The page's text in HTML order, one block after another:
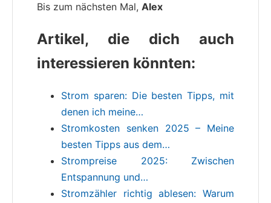
Bis zum nächsten Mal, Alex
Artikel, die dich auch
interessieren könnten:
Strom sparen: Die besten Tipps, mit
denen ich meine…
Stromkosten senken 2025 – Meine
besten Tipps aus dem…
Strompreise 2025: Zwischen
Entspannung und…
Stromzähler richtig ablesen: Warum